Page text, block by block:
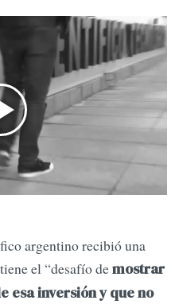
argentino recibió una
el “desafío demostrar
esa inversión y que no